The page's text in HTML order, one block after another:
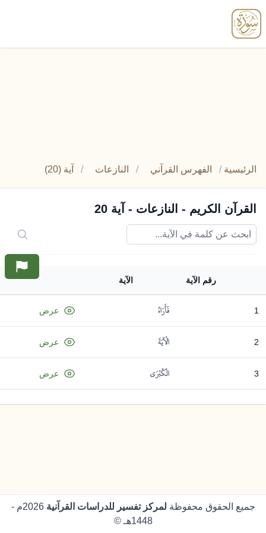
الرئيسية / الفهرس القرآني / النازعات / آية (20)
القرآن الكريم - النازعات - آية 20
رقم الآية الآية
1 فَأَرَاهُ عرض
2 الْآيَةَ عرض
3 الْكُبْرَى عرض
جميع الحقوق محفوظة لمركز تفسير للدراسات القرآنية
2026م -
1448هـ ©